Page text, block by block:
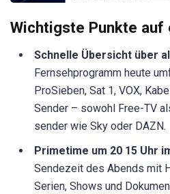
Wichtigste Punkte auf
Schnelle Übersicht über
Fernsehprogramm heute
ProSieben, Sat 1, VOX,
Sender – sowohl Free-TV
sender wie Sky oder DAZN.
Primetime um 20 15 Uhr
Sendezeit des Abends mit
Serien, Shows und